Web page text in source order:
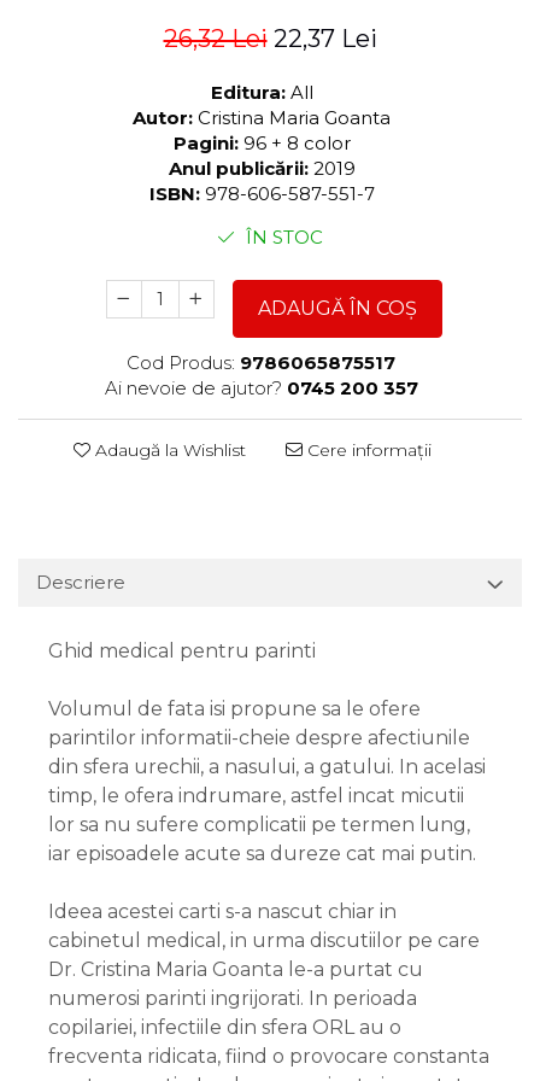
26,32 Lei 22,37 Lei
Editura: All
Autor: Cristina Maria Goanta
Pagini: 96 + 8 color
Anul publicării: 2019
ISBN: 978-606-587-551-7
ÎN STOC
ADAUGĂ ÎN COȘ
Cod Produs: 9786065875517
Ai nevoie de ajutor? 0745 200 357
Adaugă la Wishlist Cere informații
Descriere
Ghid medical pentru parinti
Volumul de fata isi propune sa le ofere
parintilor informatii-cheie despre afectiunile
din sfera urechii, a nasului, a gatului. In acelasi
timp, le ofera indrumare, astfel incat micutii
lor sa nu sufere complicatii pe termen lung,
iar episoadele acute sa dureze cat mai putin.
Ideea acestei carti s-a nascut chiar in
cabinetul medical, in urma discutiilor pe care
Dr. Cristina Maria Goanta le-a purtat cu
numerosi parinti ingrijorati. In perioada
copilariei, infectiile din sfera ORL au o
frecventa ridicata, fiind o provocare constanta